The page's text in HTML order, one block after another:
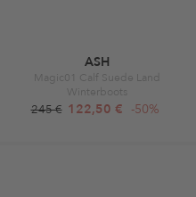
ASH
Magic01 Calf Suede Land
Winterboots
245 € 122,50 € -50%